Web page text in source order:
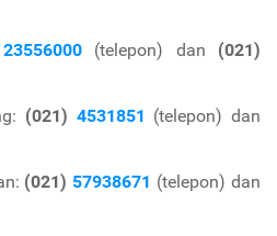
23556000(telepon) dan (021)
(021) 4531851 (telepon) dan
(021) 57938671 (telepon) dan